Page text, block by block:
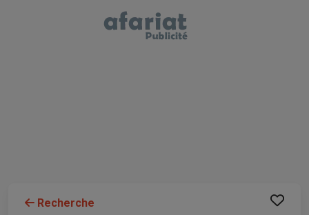
Recherche